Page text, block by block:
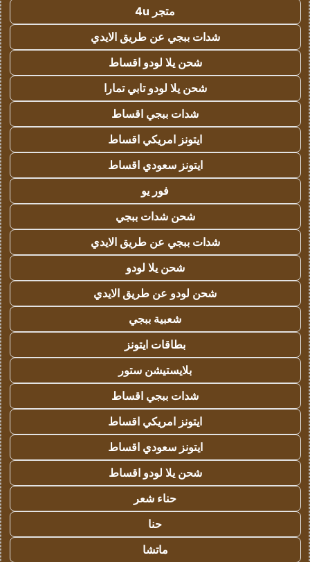
متجر 4u
شدات ببجي عن طريق الايدي
شحن يلا لودو اقساط
شحن يلا لودو تابي تمارا
شدات ببجي اقساط
ايتونز امريكي اقساط
ايتونز سعودي اقساط
فور يو
شحن شدات ببجي
شدات ببجي عن طريق الايدي
شحن يلا لودو
شحن لودو عن طريق الايدي
شعبية ببجي
بطاقات ايتونز
بلايستيشن ستور
شدات ببجي اقساط
ايتونز امريكي اقساط
ايتونز سعودي اقساط
شحن يلا لودو اقساط
حناء شعر
حنا
ماتشا